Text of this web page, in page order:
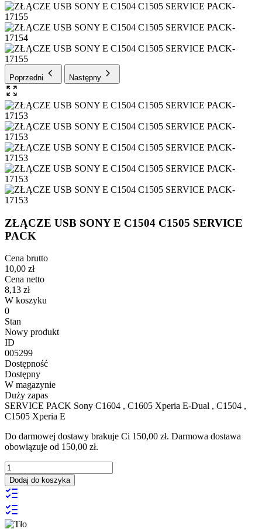
Poprzedni Następny
ZŁĄCZE USB SONY E C1504 C1505 SERVICE
PACK
Cena brutto
10,00 zł
Cena netto
8,13 zł
W koszyku
0
Stan
Nowy produkt
ID
005299
Dostępność
Dostępny
W magazynie
Duży zapas
SERVICE PACK Sony C1604 , C1605 Xperia E-Dual , C1504 ,
C1505 Xperia E
Do darmowej dostawy brakuje Ci 150,00 zł. Darmowa dostawa
obowiązuje od 150,00 zł.
Dodaj do koszyka